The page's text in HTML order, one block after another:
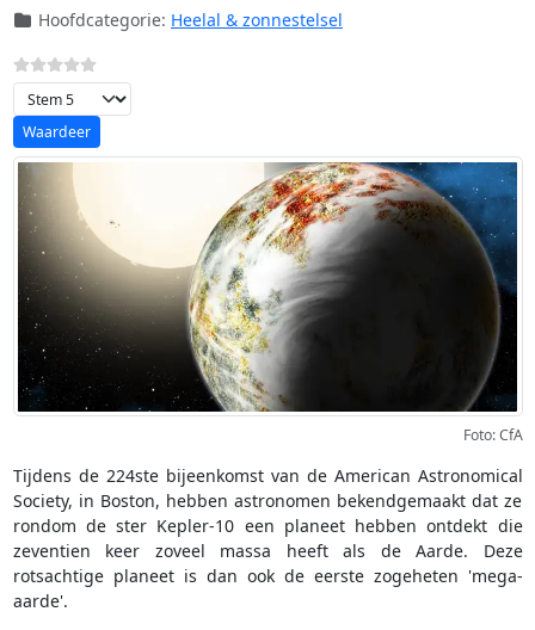
Hoofdcategorie: Heelal & zonnestelsel
Voeg waardering toe
Foto: CfA
Tijdens de 224ste bijeenkomst van de American Astronomical
Society, in Boston, hebben astronomen bekendgemaakt dat ze
rondom de ster Kepler-10 een planeet hebben ontdekt die
zeventien keer zoveel massa heeft als de Aarde. Deze
rotsachtige planeet is dan ook de eerste zogeheten 'mega-
aarde'.